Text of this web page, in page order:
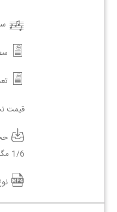
قیمت
1/6 مگا بایت